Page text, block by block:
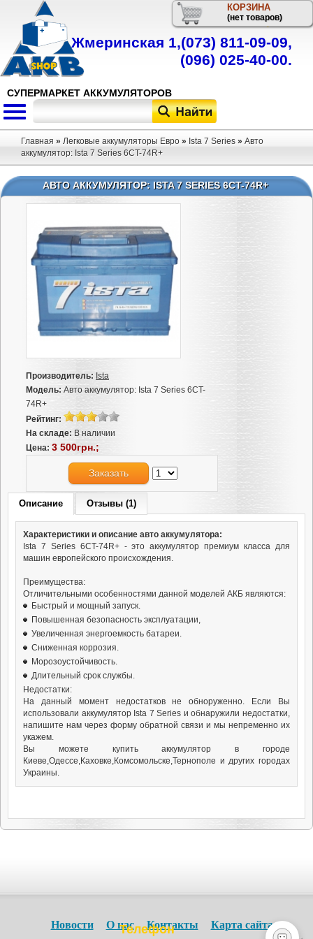
КОРЗИНА
(нет товаров)
СУПЕРМАРКЕТ АККУМУЛЯТОРОВ
Телефон
Жмеринская 1,(073) 811-09-09,
(096) 025-40-00.
Главная » Легковые аккумуляторы Евро » Ista 7 Series » Авто
аккумулятор: Ista 7 Series 6CT-74R+
АВТО АККУМУЛЯТОР: ISTA 7 SERIES 6CT-74R+
Производитель: Ista
Модель: Авто аккумулятор: Ista 7 Series 6CT-
74R+
Рейтинг:
На складе: В наличии
Цена: 3 500грн.;
Заказать
Описание Отзывы (1)
Характеристики и описание авто аккумулятора:
Ista 7 Series 6CT-74R+ - это аккумулятор премиум класса для
машин европейского происхождения.
Преимущества:
Отличительными особенностями данной моделей АКБ являются:
Быстрый и мощный запуск.
Повышенная безопасность эксплуатации,
Увеличенная энергоемкость батареи.
Сниженная коррозия.
Морозоустойчивость.
Длительный срок службы.
Недостатки:
На данный момент недостатков не обноруженно. Если Вы
использовали аккумулятор Ista 7 Series и обнаружили недостатки,
напишите нам через форму обратной связи и мы непременно их
укажем.
Вы можете купить аккумулятор в городе
Киеве,Одессе,Каховке,Комсомольске,Тернополе и других городах
Украины.
Новости О нас Контакты Карта сайта
Телефон